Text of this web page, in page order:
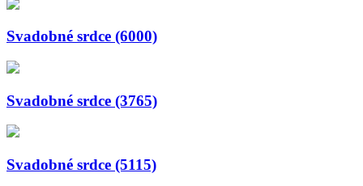
Svadobné srdce (6000)
Svadobné srdce (3765)
Svadobné srdce (5115)